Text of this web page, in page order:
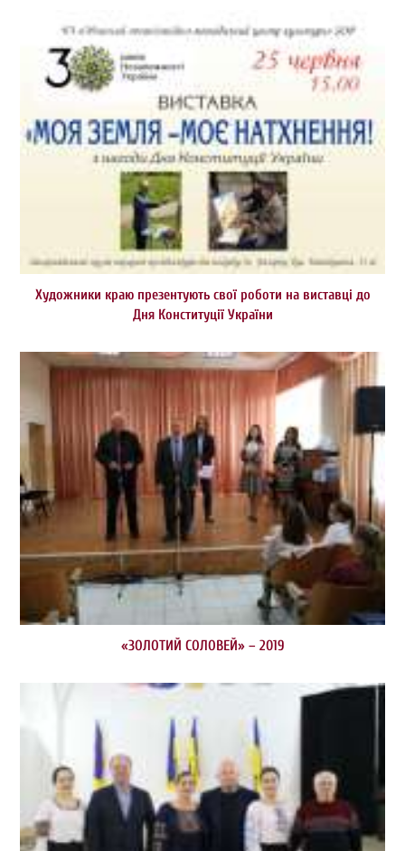
Художники краю презентують свої роботи на виставці до
Дня Конституції України
«ЗОЛОТИЙ СОЛОВЕЙ» – 2019